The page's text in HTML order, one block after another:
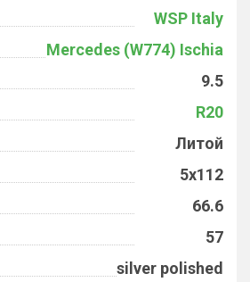
WSP Italy
Mercedes (W774) Ischia
9.5
R20
Литой
5x112
66.6
57
silver polished